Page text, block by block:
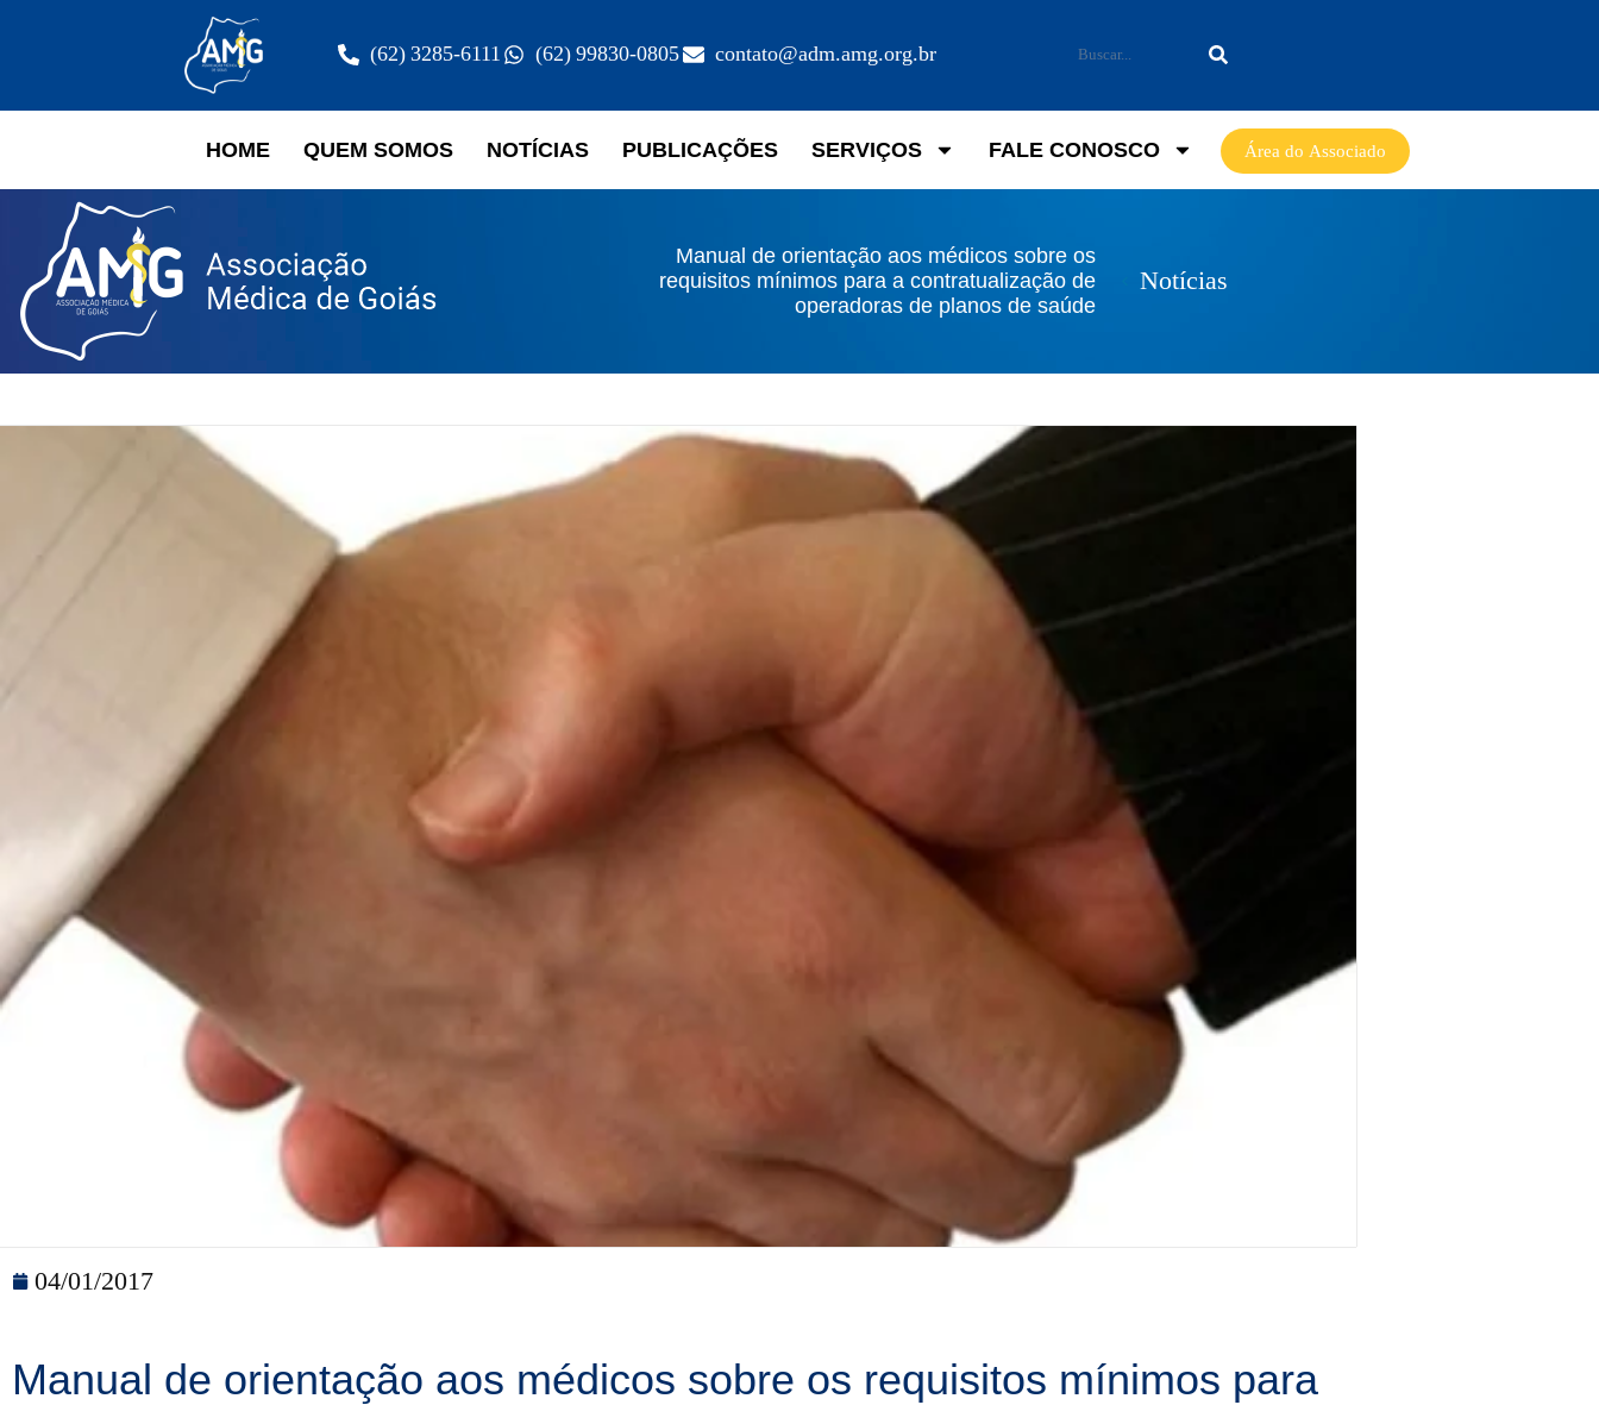
(62) 3285-6111 (62) 99830-0805 contato@adm.amg.org.br
HOME QUEM SOMOS NOTÍCIAS PUBLICAÇÕES SERVIÇOS FALE CONOSCO Área do Associado
Manual de orientação aos médicos sobre os
requisitos mínimos para a contratualização de
operadoras de planos de saúde
Notícias
04/01/2017
Manual de orientação aos médicos sobre os requisitos mínimos para